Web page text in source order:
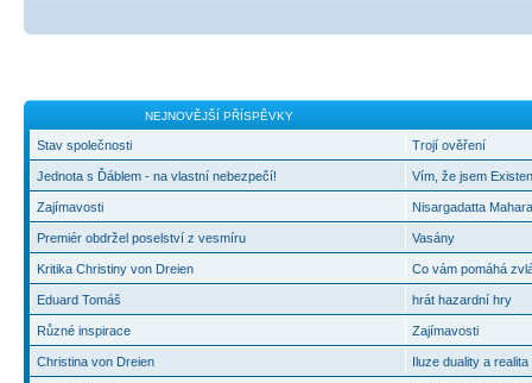
NEJNOVĚJŠÍ PŘÍSPĚVKY
Stav společnosti
Jednota s Ďáblem - na vlastní nebezpečí!
Zajímavosti
Premiér obdržel poselství z vesmíru
Kritika Christiny von Dreien
Eduard Tomáš
Různé inspirace
Christina von Dreien
Trojí ověření
Vím, že jsem
Nisargadatta
Vasány
Co vám pomáhá
hrát hazardní hry
Zajímavosti
Iluze duality a